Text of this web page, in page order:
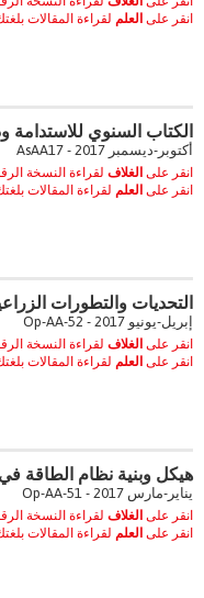
انقر على العلم لقراءة المقالات
الكتاب السنوي للاستدامة
أكتوبر-ديسمبر 2017 - AsAA17
انقر على الغلاف لقراءة النسخة
انقر على العلم لقراءة المقالات
التحديات والتطورات
إبريل-يونيو 2017 - Op-AA-52
انقر على الغلاف لقراءة النسخة
انقر على العلم لقراءة المقالات
هيكل وبنية نظام الطاقة
يناير-مارس 2017 - Op-AA-51
انقر على الغلاف لقراءة النسخة
انقر على العلم لقراءة المقالات